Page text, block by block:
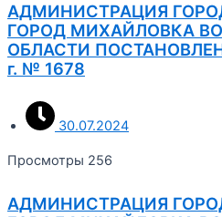
АДМИНИСТРАЦИЯ
ГОРОД МИХАЙЛОВКА
ОБЛАСТИ
г. № 1678
30.07.2024
Просмотры 256
АДМИНИСТРАЦИЯ